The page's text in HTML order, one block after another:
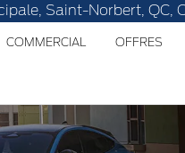
Saint-Norbert, QC,
COMMERCIAL OFFRES